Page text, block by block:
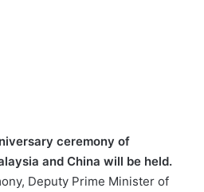
ceremony of
and China will be held.
Deputy Prime Minister of